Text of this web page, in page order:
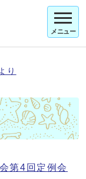
メニュー
り
第4回定例会